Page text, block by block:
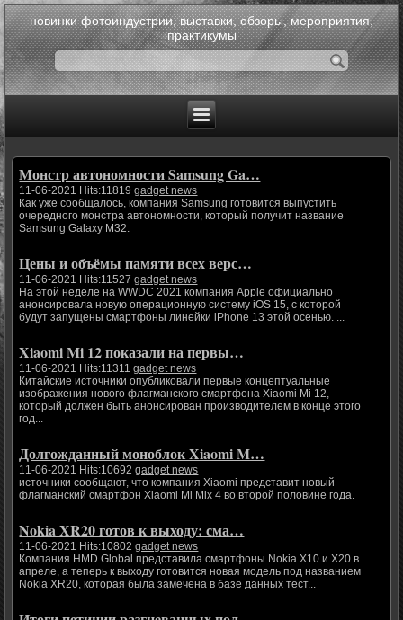
новинки фотоиндустрии, выставки, обзоры, мероприятия,
практикумы
Монстр автономности Samsung Ga…
11-06-2021 Hits:11819gadget news
Как уже сообщалось, компания Samsung готовится выпустить
очередного монстра автономности, который получит название
Samsung Galaxy M32.
Цены и объёмы памяти всех верс…
11-06-2021 Hits:11527gadget news
На этой неделе на WWDC 2021 компания Apple официально
анонсировала новую операционную систему iOS 15, с которой
будут запущены смартфоны линейки iPhone 13 этой осенью. ...
Xiaomi Mi 12 показали на первы…
11-06-2021 Hits:11311gadget news
Китайские источники опубликовали первые концептуальные
изображения нового флагманского смартфона Xiaomi Mi 12,
который должен быть анонсирован производителем в конце этого
год...
Долгожданный моноблок Xiaomi M…
11-06-2021 Hits:10692gadget news
источники сообщают, что компания Xiaomi представит новый
флагманский смартфон Xiaomi Mi Mix 4 во второй половине года.
Nokia XR20 готов к выходу: сма…
11-06-2021 Hits:10802gadget news
Компания HMD Global представила смартфоны Nokia X10 и X20 в
апреле, а теперь к выходу готовится новая модель под названием
Nokia XR20, которая была замечена в базе данных тест...